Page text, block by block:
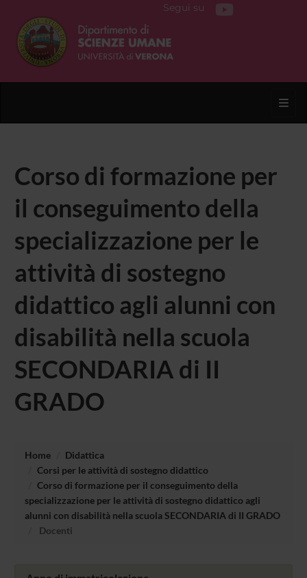
Segui su
Corso di formazione per
il conseguimento della
specializzazione per le
attività di sostegno
didattico agli alunni con
disabilità nella scuola
SECONDARIA di II
GRADO
Home
Didattica
Corsi per le attività di sostegno didattico
Corso di formazione per il conseguimento della
specializzazione per le attività di sostegno didattico agli
alunni con disabilità nella scuola SECONDARIA di II GRADO
Docenti